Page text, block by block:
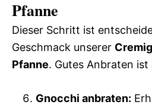
Pfanne
Dieser Schritt ist
Geschmack unserer
Pfanne. Gutes Anbraten ist
Gnocchi anbraten: